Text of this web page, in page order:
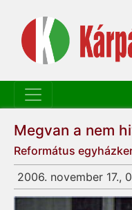
Megvan a nem
Református
2006. november 17.,